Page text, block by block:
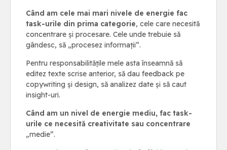
Când am cele mai mari nivele de energie fac
task-urile din prima categorie, cele care necesită
concentrare și procesare. Cele unde trebuie să
gândesc, să „procesez informații”.
Pentru responsabilitățile mele asta înseamnă să
editez texte scrise anterior, să dau feedback pe
copywriting și design, să analizez date și să caut
insight-uri.
Când am un nivel de energie mediu, fac task-
urile ce necesită creativitate sau concentrare
„medie”.